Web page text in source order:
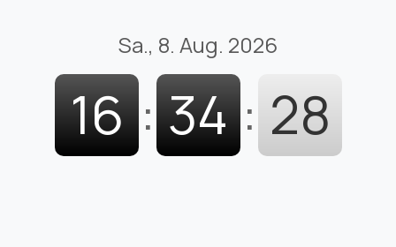
Sa., 8. Aug. 2026
16 : 34 : 29